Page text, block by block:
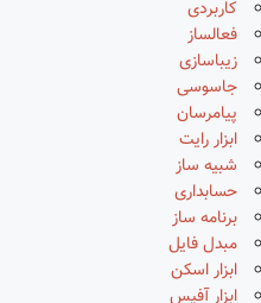
کاربردی
فعالساز
زیباسازی
جاسوسی
پیامرسان
ابزار رایت
شبیه ساز
حسابداری
برنامه ساز
مبدل فایل
ابزار اسکن
ابزار آفیس